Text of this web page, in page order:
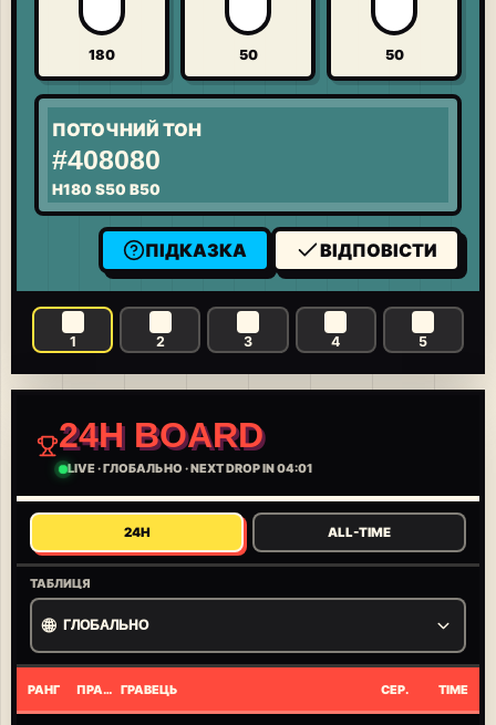
180 50 50
ПОТОЧНИЙ ТОН
#408080
H180 S50 B50
ПІДКАЗКА ВІДПОВІСТИ
1 2 3 4 5
24H BOARD
LIVE·ГЛОБАЛЬНО ·NEXT DROP IN 04:01
24H ALL-TIME
ТАБЛИЦЯ
🌐 ГЛОБАЛЬНО
РАНГ ПРАПОР ГРАВЕЦЬ СЕР. TIME